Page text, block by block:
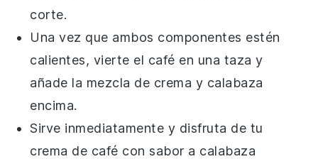
corte.
Una vez que ambos componentes estén
calientes, vierte el café en una taza y
añade la mezcla de crema y calabaza
encima.
Sirve inmediatamente y disfruta de tu
crema de café con sabor a calabaza